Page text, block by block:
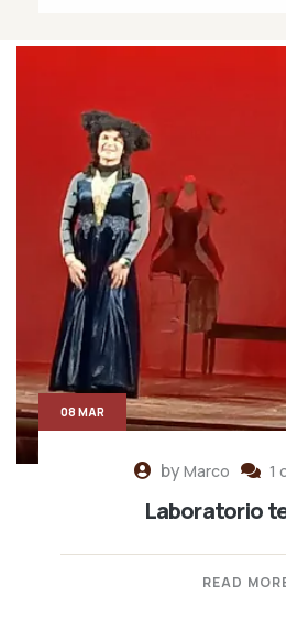
byMarco 1
Laboratorio
READ
08 MAR